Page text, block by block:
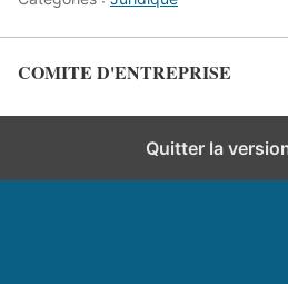
COMITE D'ENTREPRISE
Quitter la